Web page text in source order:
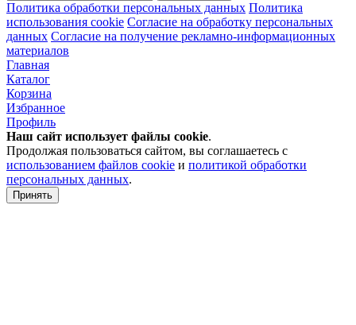
Политика обработки персональных данных Политика
использования cookie Согласие на обработку персональных
данных Согласие на получение рекламно-информационных
материалов
Главная
Каталог
Корзина
Избранное
Профиль
Наш сайт использует файлы cookie.
Продолжая пользоваться сайтом, вы соглашаетесь с
использованием файлов cookie и политикой обработки
персональных данных.
Принять